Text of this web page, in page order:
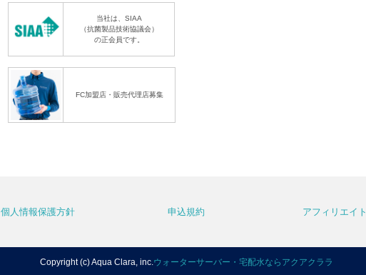
当社は、SIAA
（抗菌製品技術協議会）
の正会員です。
FC加盟店・販売代理店募集
個人情報保護方針 申込規約 アフィリエイト
Copyright (c) Aqua Clara, inc.ウォーターサーバー・宅配水ならアクアクララ